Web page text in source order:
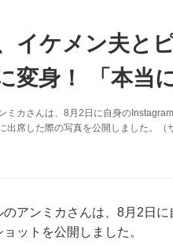
イケメン夫と
変身！ 「本当
ミカさんは、8月2日に自身の
出席した際の写真を公開しました。（
のアンミカさんは、8月2日
ットを公開しました。